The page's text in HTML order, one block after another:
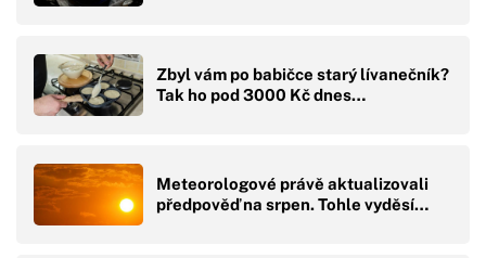
Zbyl vám po babičce starý lívanečník?
Tak ho pod 3000 Kč dnes…
Meteorologové právě aktualizovali
předpověď na srpen. Tohle vyděsí…